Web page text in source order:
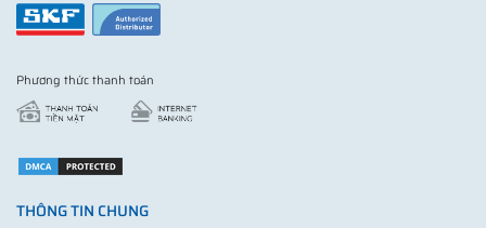
Phương thức thanh toán
THÔNG TIN CHUNG